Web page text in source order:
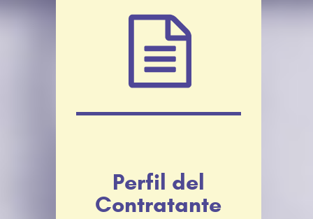
Perfil del
Contratante